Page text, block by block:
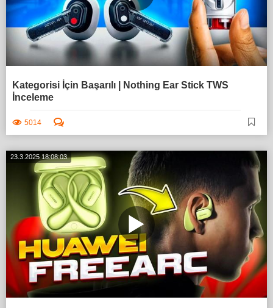
Kategorisi İçin Başarılı | Nothing Ear Stick TWS
İnceleme
5014
23.3.2025 18:08:03